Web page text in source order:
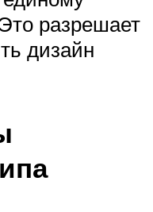
разрешает
дизайн